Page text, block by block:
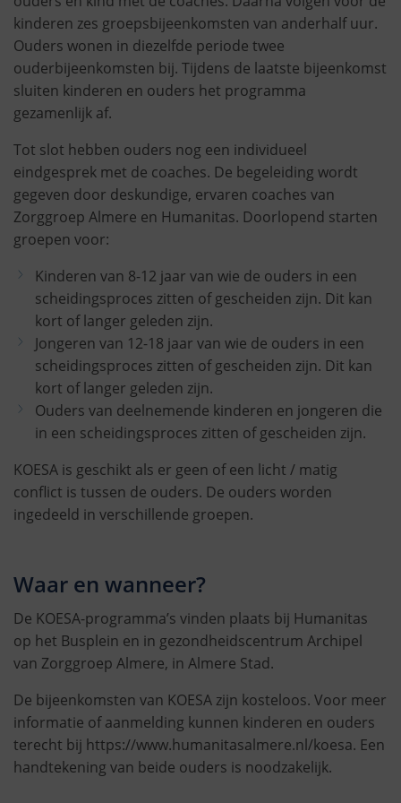
kinderen zes groepsbijeenkomsten van anderhalf uur.
Ouders wonen in diezelfde periode twee
ouderbijeenkomsten bij. Tijdens de laatste bijeenkomst
sluiten kinderen en ouders het programma
gezamenlijk af.
Tot slot hebben ouders nog een individueel
eindgesprek met de coaches. De begeleiding wordt
gegeven door deskundige, ervaren coaches van
Zorggroep Almere en Humanitas. Doorlopend starten
groepen voor:
Kinderen van 8-12 jaar van wie de ouders in een
scheidingsproces zitten of gescheiden zijn. Dit kan
kort of langer geleden zijn.
Jongeren van 12-18 jaar van wie de ouders in een
scheidingsproces zitten of gescheiden zijn. Dit kan
kort of langer geleden zijn.
Ouders van deelnemende kinderen en jongeren die
in een scheidingsproces zitten of gescheiden zijn.
KOESA is geschikt als er geen of een licht / matig
conflict is tussen de ouders. De ouders worden
ingedeeld in verschillende groepen.
Waar en wanneer?
De KOESA-programma’s vinden plaats bij Humanitas
op het Busplein en in gezondheidscentrum Archipel
van Zorggroep Almere, in Almere Stad.
De bijeenkomsten van KOESA zijn kosteloos. Voor meer
informatie of aanmelding kunnen kinderen en ouders
terecht bij https://www.humanitasalmere.nl/koesa. Een
handtekening van beide ouders is noodzakelijk.